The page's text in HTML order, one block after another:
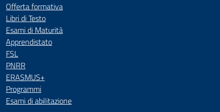
Offerta formativa
Libri di Testo
Esami di Maturità
Apprendistato
FSL
PNRR
ERASMUS+
Programmi
Esami di abilitazione